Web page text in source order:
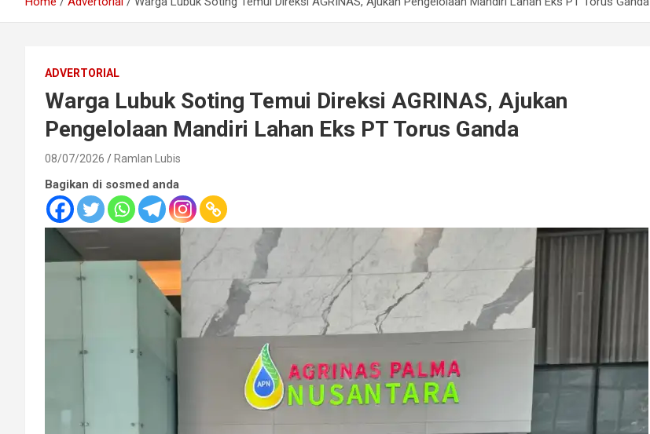
ADVERTORIAL
Warga Lubuk Soting Temui Direksi AGRINAS, Ajukan
Pengelolaan Mandiri Lahan Eks PT Torus Ganda
08/07/2026 Ramlan Lubis
Bagikan di sosmed anda